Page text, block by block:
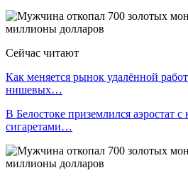
Сейчас читают
Как меняется рынок удалённой
нишевых…
В Белостоке приземлился аэростат
сигаретами…